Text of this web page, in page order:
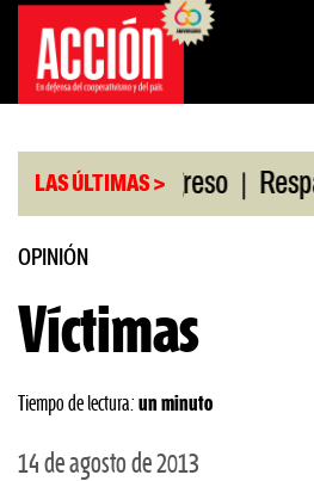
Saltar
contenido
LAS ÚLTIMAS >
en el Congreso | Respaldo
OPINIÓN
Víctimas
Tiempo de lectura: un minuto
14 de agosto de 2013